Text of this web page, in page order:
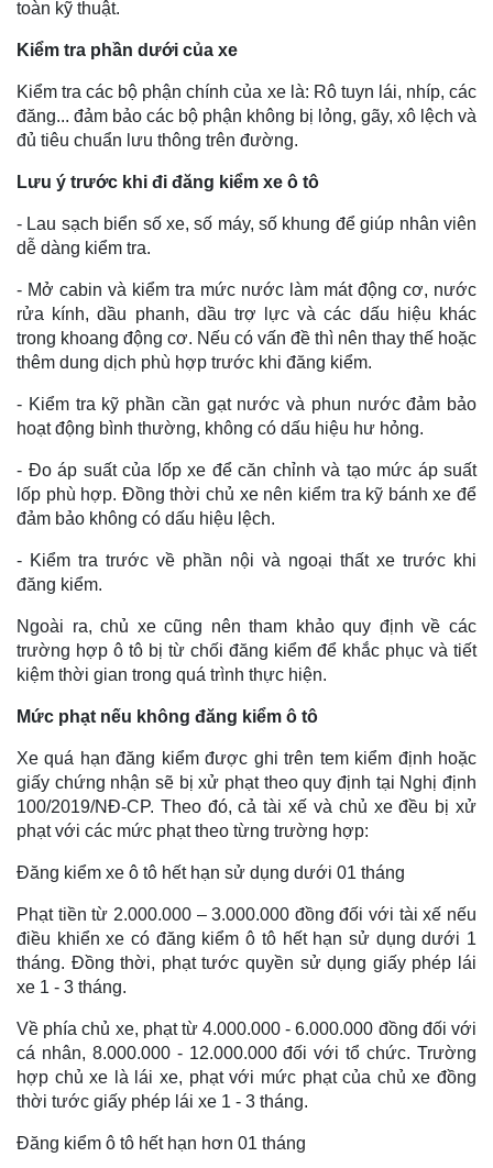
toàn kỹ thuật.
Kiểm tra phần dưới của xe
Kiểm tra các bộ phận chính của xe là: Rô tuyn lái, nhíp, các
đăng... đảm bảo các bộ phận không bị lỏng, gãy, xô lệch và
đủ tiêu chuẩn lưu thông trên đường.
Lưu ý trước khi đi đăng kiểm xe ô tô
- Lau sạch biển số xe, số máy, số khung để giúp nhân viên
dễ dàng kiểm tra.
- Mở cabin và kiểm tra mức nước làm mát động cơ, nước
rửa kính, dầu phanh, dầu trợ lực và các dấu hiệu khác
trong khoang động cơ. Nếu có vấn đề thì nên thay thế hoặc
thêm dung dịch phù hợp trước khi đăng kiểm.
- Kiểm tra kỹ phần cần gạt nước và phun nước đảm bảo
hoạt động bình thường, không có dấu hiệu hư hỏng.
- Đo áp suất của lốp xe để căn chỉnh và tạo mức áp suất
lốp phù hợp. Đồng thời chủ xe nên kiểm tra kỹ bánh xe để
đảm bảo không có dấu hiệu lệch.
- Kiểm tra trước về phần nội và ngoại thất xe trước khi
đăng kiểm.
Ngoài ra, chủ xe cũng nên tham khảo quy định về các
trường hợp ô tô bị từ chối đăng kiểm để khắc phục và tiết
kiệm thời gian trong quá trình thực hiện.
Mức phạt nếu không đăng kiểm ô tô
Xe quá hạn đăng kiểm được ghi trên tem kiểm định hoặc
giấy chứng nhận sẽ bị xử phạt theo quy định tại Nghị định
100/2019/NĐ-CP. Theo đó, cả tài xế và chủ xe đều bị xử
phạt với các mức phạt theo từng trường hợp:
Đăng kiểm xe ô tô hết hạn sử dụng dưới 01 tháng
Phạt tiền từ 2.000.000 – 3.000.000 đồng đối với tài xế nếu
điều khiển xe có đăng kiểm ô tô hết hạn sử dụng dưới 1
tháng. Đồng thời, phạt tước quyền sử dụng giấy phép lái
xe 1 - 3 tháng.
Về phía chủ xe, phạt từ 4.000.000 - 6.000.000 đồng đối với
cá nhân, 8.000.000 - 12.000.000 đối với tổ chức. Trường
hợp chủ xe là lái xe, phạt với mức phạt của chủ xe đồng
thời tước giấy phép lái xe 1 - 3 tháng.
Đăng kiểm ô tô hết hạn hơn 01 tháng